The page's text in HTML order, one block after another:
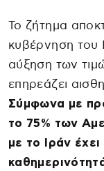
Το ζήτημα
κυβέρνηση του
αύξηση των
επηρεάζει
Σύμφωνα με
το 75% των
με το Ιράν έχει